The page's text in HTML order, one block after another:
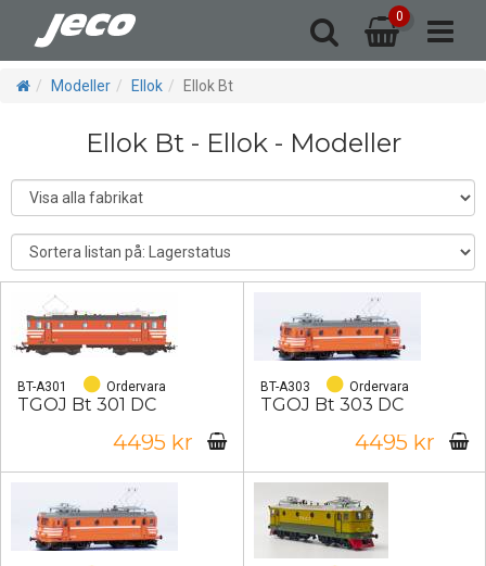
0
Tillbaka
Ellok
Diesellok
- Bussar
Vagnar
Tillbaka
Tillbaka
u-reden
skyltar
Motorer-
svänghjul
Tillbaka
Jeco
NMJ
Boggier
Buffertar
Dioder
Digital
Tillbaka
Signaler
& växlar
Tillbaka
Tillbaka
Resinhus
Modeller Ellok Ellok Bt
Ellok Bt - Ellok - Modeller
BT-A301 Ordervara
TGOJ Bt 301 DC
4495 kr
BT-A303 Ordervara
TGOJ Bt 303 DC
4495 kr